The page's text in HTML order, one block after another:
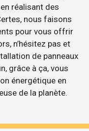
réalisant des
nous faisons
pour vous offrir
n’hésitez pas et
de panneaux
grâce à ça, vous
énergétique en
de la planète.